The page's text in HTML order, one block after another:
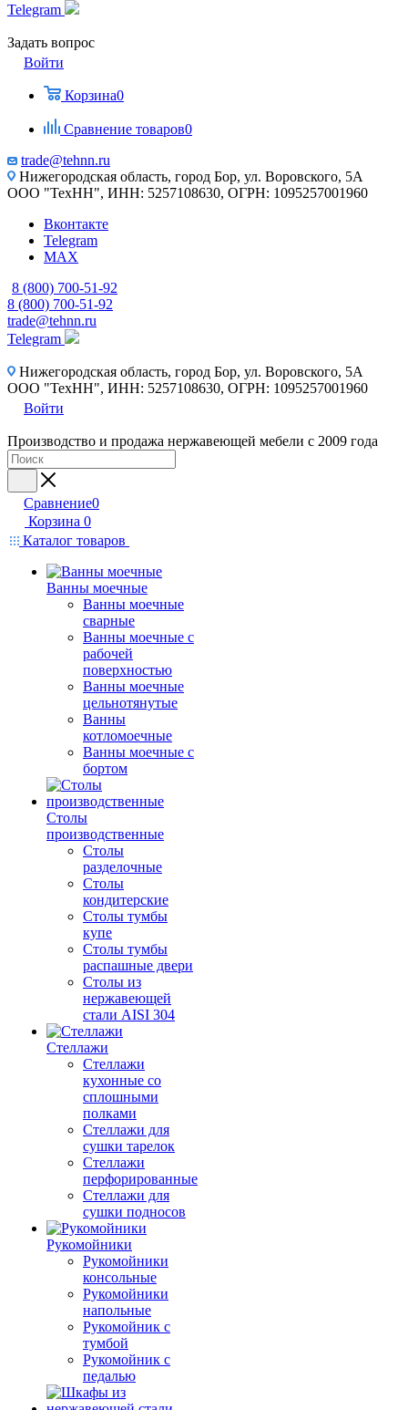
Telegram
Задать вопрос
Войти
Корзина0
Сравнение товаров0
trade@tehnn.ru
Нижегородская область, город Бор, ул. Воровского, 5А
ООО "ТехНН", ИНН: 5257108630, ОГРН: 1095257001960
Вконтакте
Telegram
MAX
8 (800) 700-51-92
8 (800) 700-51-92
trade@tehnn.ru
Telegram
Нижегородская область, город Бор, ул. Воровского, 5А
ООО "ТехНН", ИНН: 5257108630, ОГРН: 1095257001960
Войти
Производство и продажа нержавеющей мебели с 2009 года
Сравнение0
Корзина 0
Каталог товаров
Ванны моечные
Ванны моечные
сварные
Ванны моечные с
рабочей
поверхностью
Ванны моечные
цельнотянутые
Ванны
котломоечные
Ванны моечные с
бортом
Столы
производственные
Столы
разделочные
Столы
кондитерские
Столы тумбы
купе
Столы тумбы
распашные двери
Столы из
нержавеющей
стали AISI 304
Стеллажи
Стеллажи
кухонные со
сплошными
полками
Стеллажи для
сушки тарелок
Стеллажи
перфорированные
Стеллажи для
сушки подносов
Рукомойники
Рукомойники
консольные
Рукомойники
напольные
Рукомойник с
тумбой
Рукомойник с
педалью